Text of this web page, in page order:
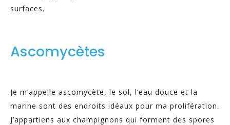
surfaces.
Ascomycètes
Je m’appelle ascomycète, le sol, l’eau douce et la
marine sont des endroits idéaux pour ma prolifération.
J’appartiens aux champignons qui forment des spores